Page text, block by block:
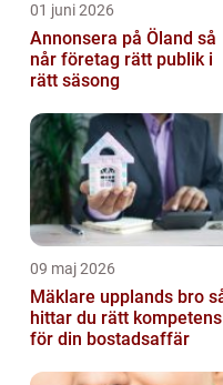
01 juni 2026
Annonsera på Öland så
når företag rätt publik i
rätt säsong
09 maj 2026
Mäklare upplands bro så
hittar du rätt kompetens
för din bostadsaffär